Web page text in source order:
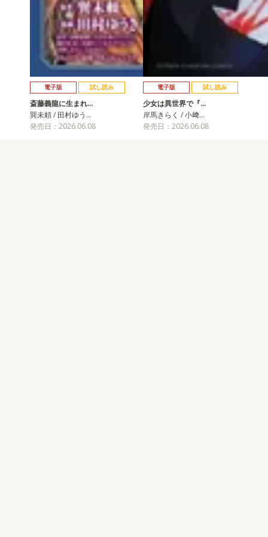
電子版 試し読み
斎藤義龍に生まれ…
巽未頼 / 田村ゆう…
発売日：2026.06.08
電子版 試し読み
少女は異世界で『…
岸馬きらく / 小﨑…
発売日：2026.06.08